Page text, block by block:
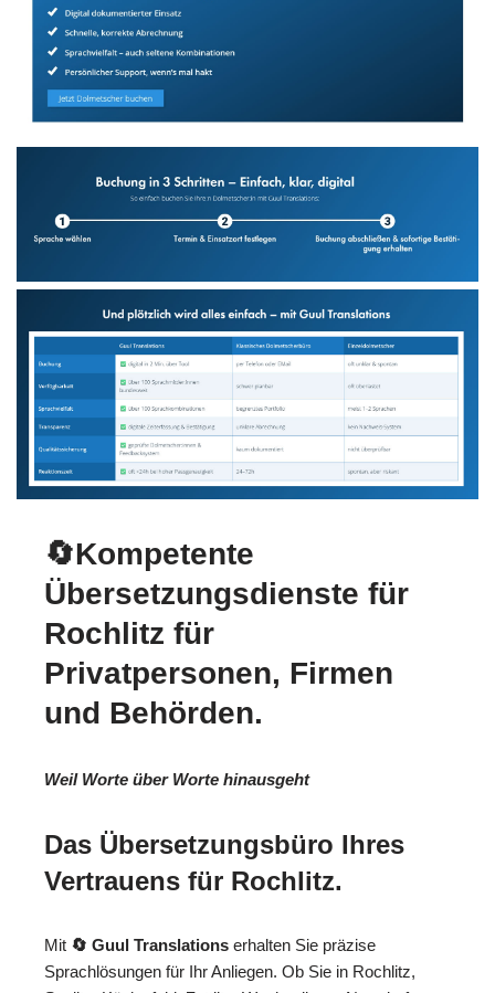
🔄Kompetente
Übersetzungsdienste für
Rochlitz für
Privatpersonen, Firmen
und Behörden.
Weil Worte über Worte hinausgeht
Das Übersetzungsbüro Ihres
Vertrauens für Rochlitz.
Mit 🔄 Guul Translations erhalten Sie präzise
Sprachlösungen für Ihr Anliegen. Ob Sie in Rochlitz,